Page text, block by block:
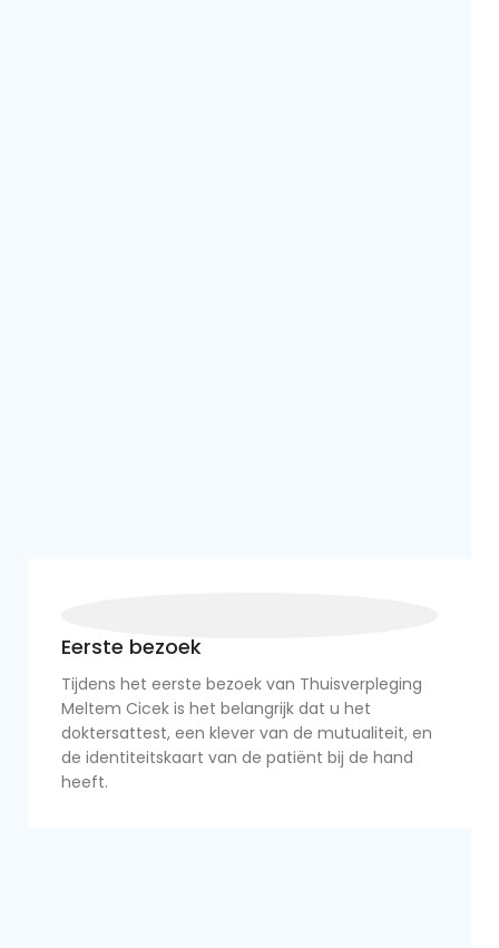
Eerste bezoek
Tijdens het eerste bezoek van Thuisverpleging
Meltem Cicek is het belangrijk dat u het
doktersattest, een klever van de mutualiteit, en
de identiteitskaart van de patiënt bij de hand
heeft.